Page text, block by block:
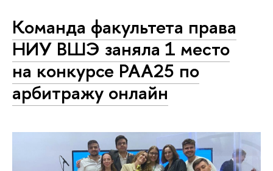
Команда факультета права
НИУ ВШЭ заняла 1 место
на конкурсе РАА25 по
арбитражу онлайн